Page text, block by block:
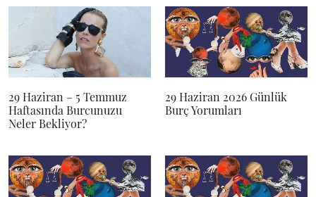
29 Haziran – 5 Temmuz
Haftasında Burcunuzu
Neler Bekliyor?
29 Haziran 2026 Günlük
Burç Yorumları